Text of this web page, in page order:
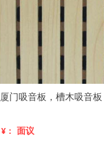
厦门吸音板，槽木吸音
¥： 面议